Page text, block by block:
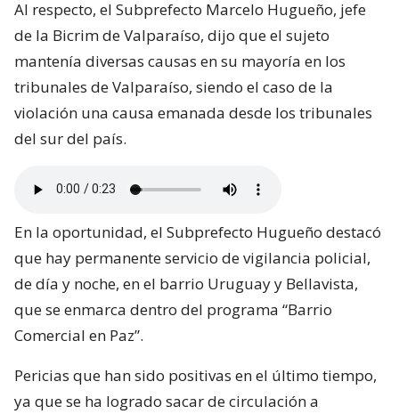
Al respecto, el Subprefecto Marcelo Hugueño, jefe
de la Bicrim de Valparaíso, dijo que el sujeto
mantenía diversas causas en su mayoría en los
tribunales de Valparaíso, siendo el caso de la
violación una causa emanada desde los tribunales
del sur del país.
En la oportunidad, el Subprefecto Hugueño destacó
que hay permanente servicio de vigilancia policial,
de día y noche, en el barrio Uruguay y Bellavista,
que se enmarca dentro del programa “Barrio
Comercial en Paz”.
Pericias que han sido positivas en el último tiempo,
ya que se ha logrado sacar de circulación a